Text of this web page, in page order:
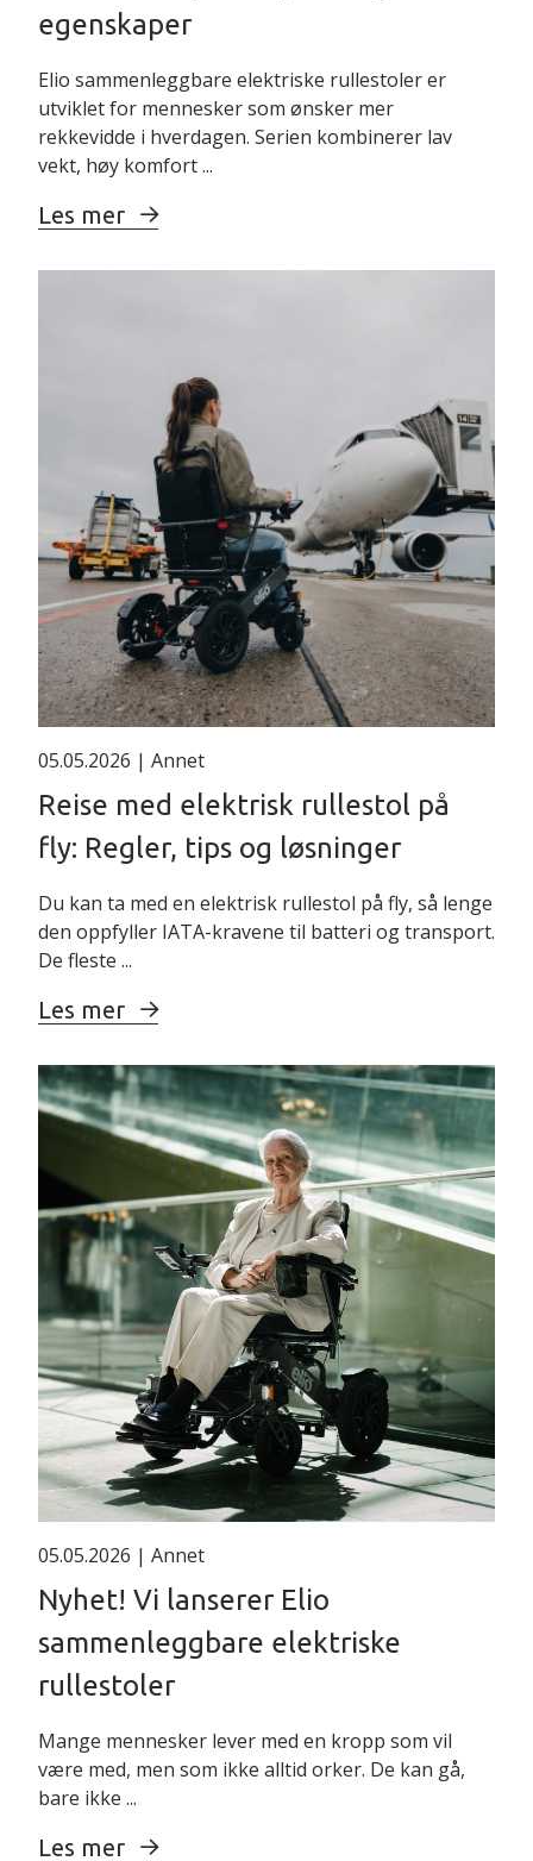
egenskaper
Elio sammenleggbare elektriske rullestoler er
utviklet for mennesker som ønsker mer
rekkevidde i hverdagen. Serien kombinerer lav
vekt, høy komfort ...
Les mer
05.05.2026 | Annet
Reise med elektrisk rullestol på
fly: Regler, tips og løsninger
Du kan ta med en elektrisk rullestol på fly, så lenge
den oppfyller IATA-kravene til batteri og transport.
De fleste ...
Les mer
05.05.2026 | Annet
Nyhet! Vi lanserer Elio
sammenleggbare elektriske
rullestoler
Mange mennesker lever med en kropp som vil
være med, men som ikke alltid orker. De kan gå,
bare ikke ...
Les mer